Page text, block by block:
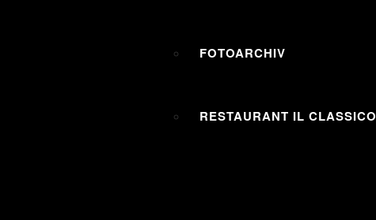
FOTOARCHIV
RESTAURANT IL CLASSICO